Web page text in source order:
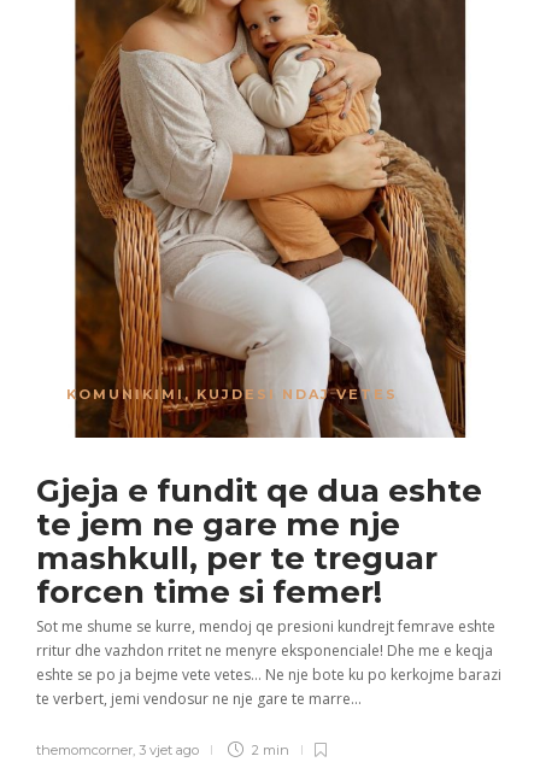
KOMUNIKIMI, KUJDESI NDAJ VETES
Gjeja e fundit qe dua eshte
te jem ne gare me nje
mashkull, per te treguar
forcen time si femer!
Sot me shume se kurre, mendoj qe presioni kundrejt femrave eshte
rritur dhe vazhdon rritet ne menyre eksponenciale! Dhe me e keqja
eshte se po ja bejme vete vetes… Ne nje bote ku po kerkojme barazi
te verbert, jemi vendosur ne nje gare te marre...
themomcorner, 3 vjet ago 2 min